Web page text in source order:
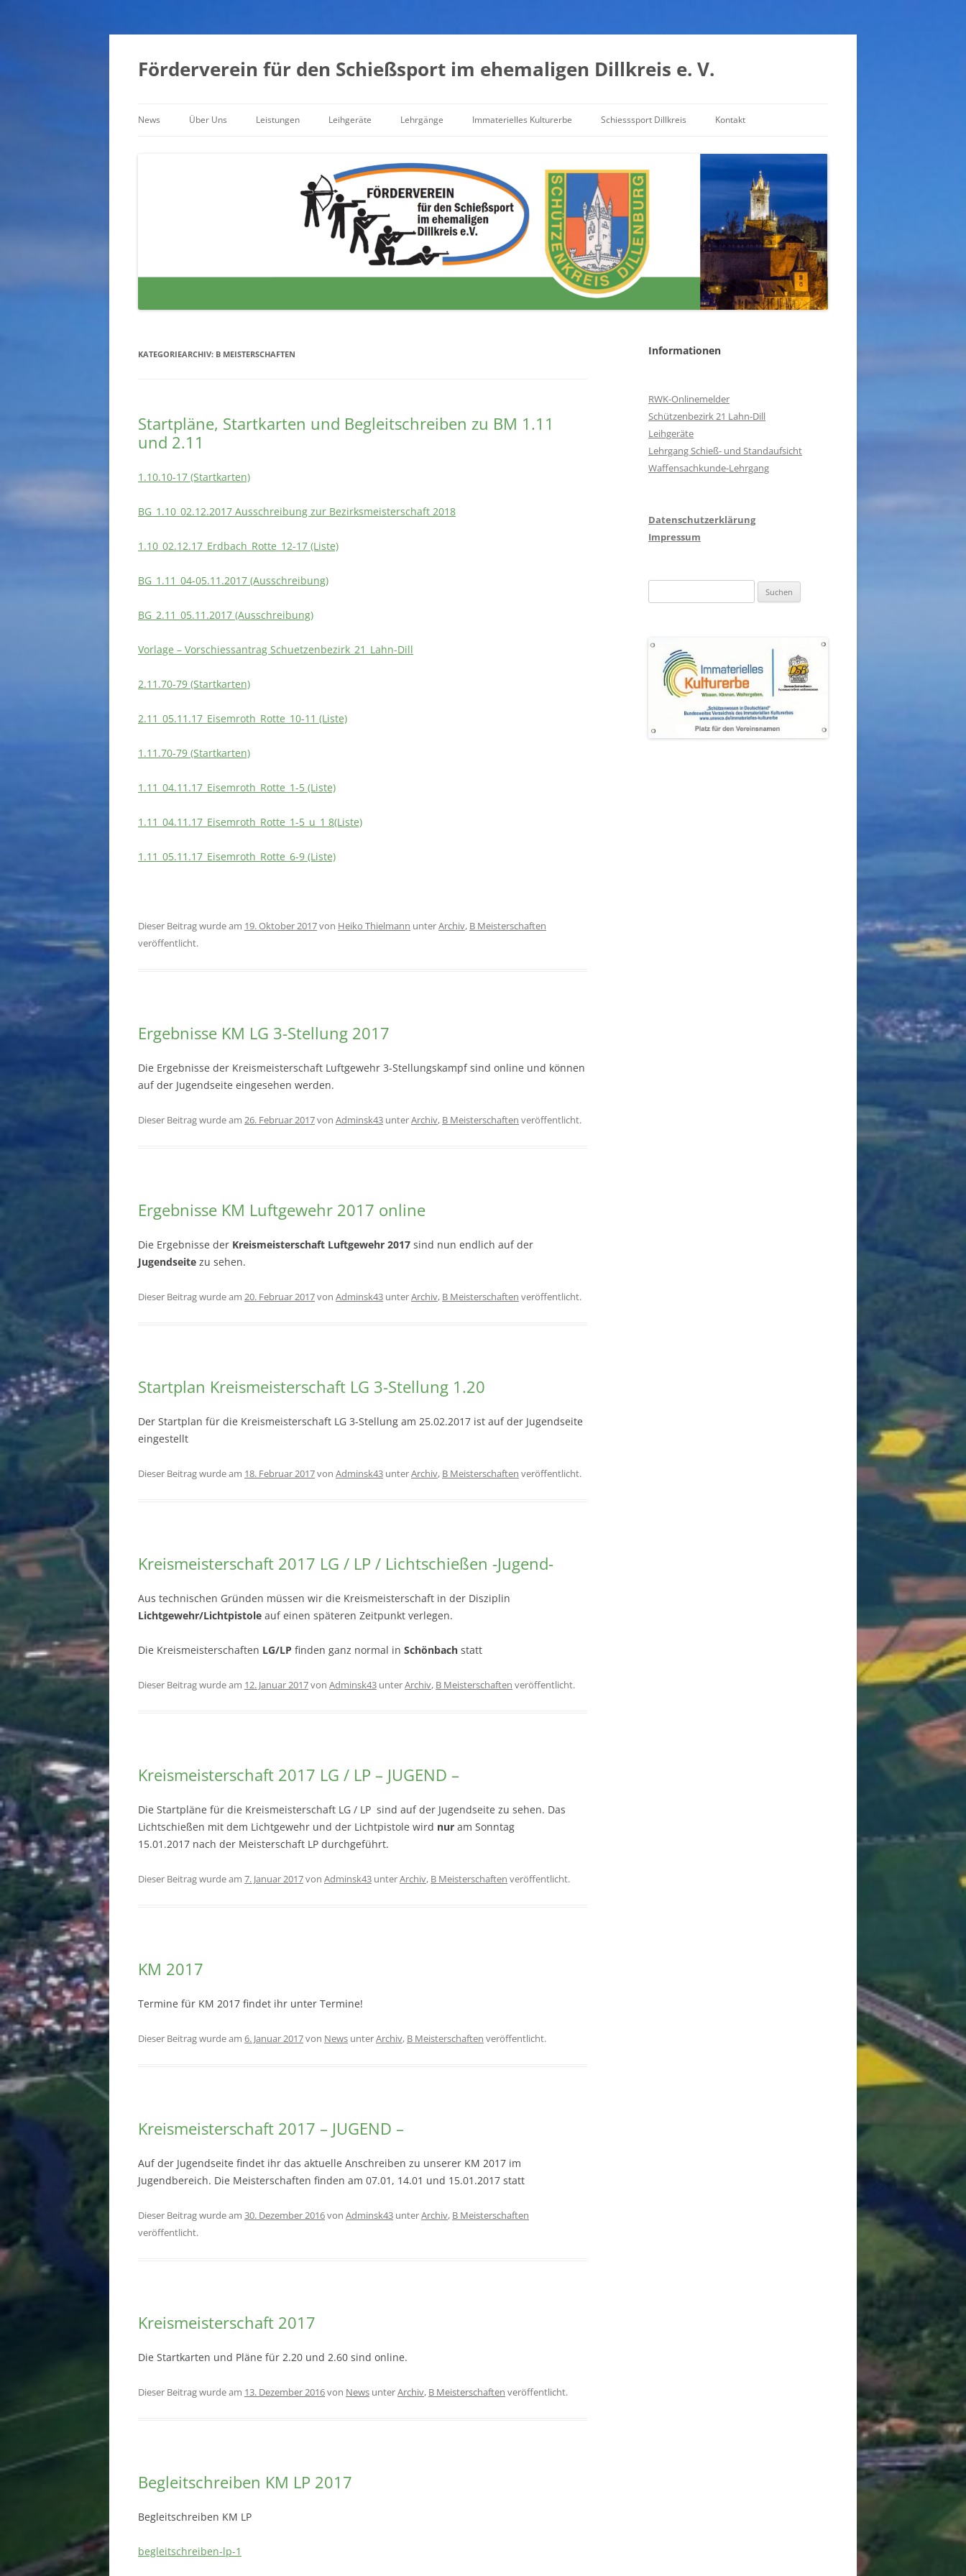
Zum
springen
Förderverein für den Schießsport im ehemaligen Dillkreis e. V.
News Über Uns Leistungen Leihgeräte Lehrgänge
Schieß- und Standaufsicht
Immaterielles Kulturerbe Schiesssport Dillkreis Kontakt
Datenschutzerklärung
Haftungsausschluss
KATEGORIEARCHIV: B MEISTERSCHAFTEN
Startpläne, Startkarten und Begleitschreiben zu BM 1.11
und 2.11
1.10.10-17 (Startkarten)
BG_1.10_02.12.2017 Ausschreibung zur Bezirksmeisterschaft 2018
1.10_02.12.17_Erdbach_Rotte_12-17 (Liste)
BG_1.11_04-05.11.2017 (Ausschreibung)
BG_2.11_05.11.2017 (Ausschreibung)
Vorlage – Vorschiessantrag Schuetzenbezirk_21_Lahn-Dill
2.11.70-79 (Startkarten)
2.11_05.11.17_Eisemroth_Rotte_10-11 (Liste)
1.11.70-79 (Startkarten)
1.11_04.11.17_Eisemroth_Rotte_1-5 (Liste)
1.11_04.11.17_Eisemroth_Rotte_1-5_u_1 8(Liste)
1.11_05.11.17_Eisemroth_Rotte_6-9 (Liste)
Dieser Beitrag wurde am 19. Oktober 2017von Heiko Thielmann unterArchiv, B Meisterschaften
veröffentlicht.
Ergebnisse KM LG 3-Stellung 2017
Die Ergebnisse der Kreismeisterschaft Luftgewehr 3-Stellungskampf sind online und können
auf der Jugendseite eingesehen werden.
Dieser Beitrag wurde am 26. Februar 2017von Adminsk43 unterArchiv, B Meisterschaften veröffentlicht.
Ergebnisse KM Luftgewehr 2017 online
Die Ergebnisse der Kreismeisterschaft Luftgewehr 2017 sind nun endlich auf der
Jugendseite zu sehen.
Dieser Beitrag wurde am 20. Februar 2017von Adminsk43 unterArchiv, B Meisterschaften veröffentlicht.
Startplan Kreismeisterschaft LG 3-Stellung 1.20
Der Startplan für die Kreismeisterschaft LG 3-Stellung am 25.02.2017 ist auf der Jugendseite
eingestellt
Dieser Beitrag wurde am 18. Februar 2017von Adminsk43 unterArchiv, B Meisterschaften veröffentlicht.
Kreismeisterschaft 2017 LG / LP / Lichtschießen -Jugend-
Aus technischen Gründen müssen wir die Kreismeisterschaft in der Disziplin
Lichtgewehr/Lichtpistole auf einen späteren Zeitpunkt verlegen.
Die Kreismeisterschaften LG/LP finden ganz normal in Schönbach statt
Dieser Beitrag wurde am 12. Januar 2017von Adminsk43 unterArchiv, B Meisterschaften veröffentlicht.
Kreismeisterschaft 2017 LG / LP – JUGEND –
Die Startpläne für die Kreismeisterschaft LG / LP sind auf der Jugendseite zu sehen. Das
Lichtschießen mit dem Lichtgewehr und der Lichtpistole wird nur am Sonntag
15.01.2017 nach der Meisterschaft LP durchgeführt.
Dieser Beitrag wurde am 7. Januar 2017von Adminsk43 unterArchiv, B Meisterschaften veröffentlicht.
KM 2017
Termine für KM 2017 findet ihr unter Termine!
Dieser Beitrag wurde am 6. Januar 2017von News unterArchiv, B Meisterschaften veröffentlicht.
Kreismeisterschaft 2017 – JUGEND –
Auf der Jugendseite findet ihr das aktuelle Anschreiben zu unserer KM 2017 im
Jugendbereich. Die Meisterschaften finden am 07.01, 14.01 und 15.01.2017 statt
Dieser Beitrag wurde am 30. Dezember 2016von Adminsk43 unterArchiv, B Meisterschaften
veröffentlicht.
Kreismeisterschaft 2017
Die Startkarten und Pläne für 2.20 und 2.60 sind online.
Dieser Beitrag wurde am 13. Dezember 2016von News unterArchiv, B Meisterschaften veröffentlicht.
Begleitschreiben KM LP 2017
Begleitschreiben KM LP
begleitschreiben-lp-1
Informationen
RWK-Onlinemelder
Schützenbezirk 21 Lahn-Dill
Leihgeräte
Lehrgang Schieß- und Standaufsicht
Waffensachkunde-Lehrgang
Datenschutzerklärung
Impressum
nach: